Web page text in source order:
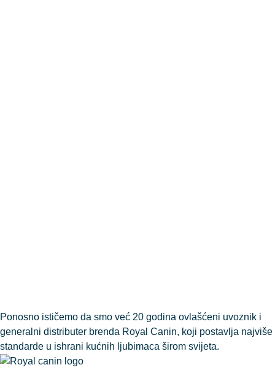
Ponosno ističemo da smo već 20 godina ovlašćeni uvoznik i
generalni distributer brenda Royal Canin, koji postavlja najviše
standarde u ishrani kućnih ljubimaca širom svijeta.